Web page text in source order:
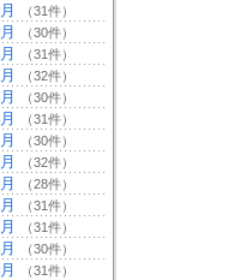
（31件）
（30件）
（31件）
（32件）
（30件）
（31件）
（30件）
（32件）
（28件）
（31件）
（31件）
（30件）
（31件）